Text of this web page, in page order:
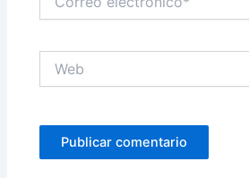
electrónico*